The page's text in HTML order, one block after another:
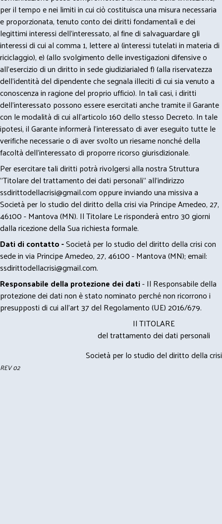
per il tempo e nei limiti in cui ciò costituisca una misura necessaria
e proporzionata, tenuto conto dei diritti fondamentali e dei
legittimi interessi dell’interessato, al fine di salvaguardare gli
interessi di cui al comma 1, lettere a) (interessi tutelati in materia di
riciclaggio), e) (allo svolgimento delle investigazioni difensive o
all’esercizio di un diritto in sede giudiziaria)ed f) (alla riservatezza
dell’identità del dipendente che segnala illeciti di cui sia venuto a
conoscenza in ragione del proprio ufficio). In tali casi, i diritti
dell’interessato possono essere esercitati anche tramite il Garante
con le modalità di cui all’articolo 160 dello stesso Decreto. In tale
ipotesi, il Garante informerà l’interessato di aver eseguito tutte le
verifiche necessarie o di aver svolto un riesame nonché della
facoltà dell’interessato di proporre ricorso giurisdizionale.
Per esercitare tali diritti potrà rivolgersi alla nostra Struttura
"Titolare del trattamento dei dati personali" all'indirizzo
ssdirittodellacrisi@gmail.comoppure inviando una missiva a
Società per lo studio del diritto della crisi via Principe Amedeo, 27,
46100 - Mantova (MN). Il Titolare Le risponderà entro 30 giorni
dalla ricezione della Sua richiesta formale.
Dati di contatto -Società per lo studio del diritto della crisi con
sede in via Principe Amedeo, 27, 46100 - Mantova (MN); email:
ssdirittodellacrisi@gmail.com.
Responsabile della protezione dei dati- Il Responsabile della
protezione dei dati non è stato nominato perché non ricorrono i
presupposti di cui all’art 37 del Regolamento (UE) 2016/679.
Il TITOLARE
del trattamento dei dati personali
Società per lo studio del diritto della crisi
REV 02